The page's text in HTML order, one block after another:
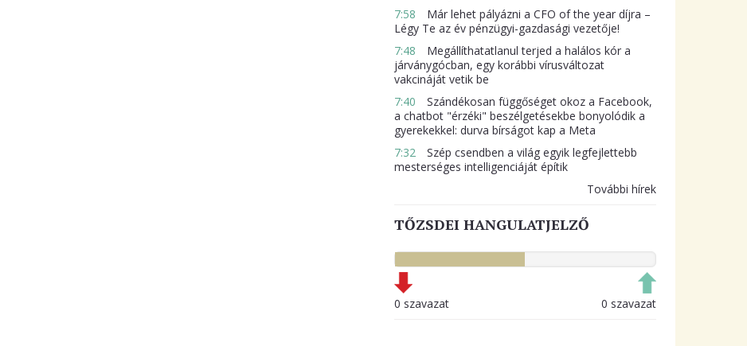
7:58
Már lehet pályázni a CFO of the year díjra –
Légy Te az év pénzügyi-gazdasági vezetője!
7:48
Megállíthatatlanul terjed a halálos kór a
járványgócban, egy korábbi vírusváltozat
vakcináját vetik be
7:40
Szándékosan függőséget okoz a Facebook,
a chatbot "érzéki" beszélgetésekbe bonyolódik a
gyerekekkel: durva bírságot kap a Meta
7:32
Szép csendben a világ egyik legfejlettebb
mesterséges intelligenciáját építik
További hírek
TŐZSDEI HANGULATJELZŐ
0 szavazat 0 szavazat